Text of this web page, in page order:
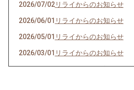
2026/07/02リライからのお知らせ
2026/06/01 リライからのお知らせ
2026/05/01 リライからのお知らせ
2026/03/01 リライからのお知らせ
2026/02/01リライからのお知らせ